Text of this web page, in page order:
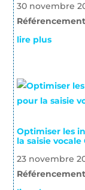
30 novembre
Référencement
lire plus
Optimiser les
la saisie vocale
23 novembre
Référencement